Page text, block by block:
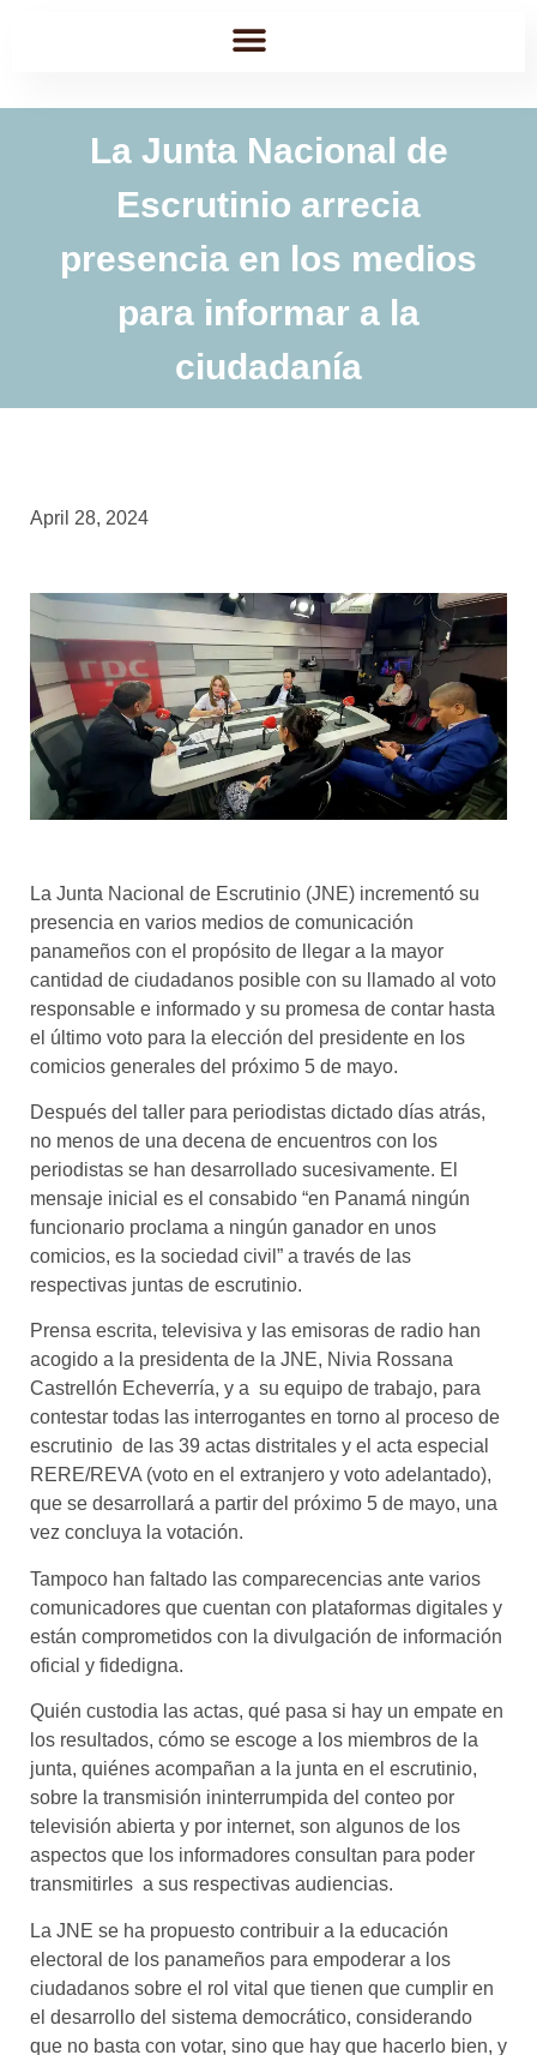
La Junta Nacional de
Escrutinio arrecia
presencia en los medios
para informar a la
ciudadanía
April 28, 2024
La Junta Nacional de Escrutinio (JNE) incrementó su
presencia en varios medios de comunicación
panameños con el propósito de llegar a la mayor
cantidad de ciudadanos posible con su llamado al voto
responsable e informado y su promesa de contar hasta
el último voto para la elección del presidente en los
comicios generales del próximo 5 de mayo.
Después del taller para periodistas dictado días atrás,
no menos de una decena de encuentros con los
periodistas se han desarrollado sucesivamente. El
mensaje inicial es el consabido “en Panamá ningún
funcionario proclama a ningún ganador en unos
comicios, es la sociedad civil” a través de las
respectivas juntas de escrutinio.
Prensa escrita, televisiva y las emisoras de radio han
acogido a la presidenta de la JNE, Nivia Rossana
Castrellón Echeverría, y a su equipo de trabajo, para
contestar todas las interrogantes en torno al proceso de
escrutinio de las 39 actas distritales y el acta especial
RERE/REVA (voto en el extranjero y voto adelantado),
que se desarrollará a partir del próximo 5 de mayo, una
vez concluya la votación.
Tampoco han faltado las comparecencias ante varios
comunicadores que cuentan con plataformas digitales y
están comprometidos con la divulgación de información
oficial y fidedigna.
Quién custodia las actas, qué pasa si hay un empate en
los resultados, cómo se escoge a los miembros de la
junta, quiénes acompañan a la junta en el escrutinio,
sobre la transmisión ininterrumpida del conteo por
televisión abierta y por internet, son algunos de los
aspectos que los informadores consultan para poder
transmitirles a sus respectivas audiencias.
La JNE se ha propuesto contribuir a la educación
electoral de los panameños para empoderar a los
ciudadanos sobre el rol vital que tienen que cumplir en
el desarrollo del sistema democrático, considerando
que no basta con votar, sino que hay que hacerlo bien, y